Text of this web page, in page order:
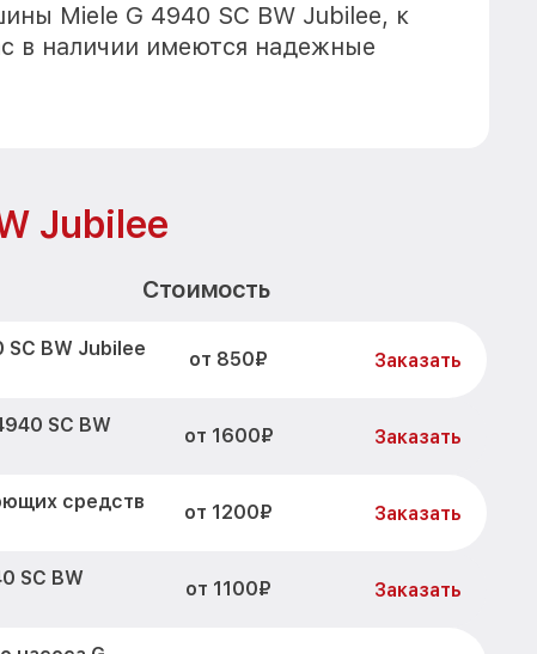
Miele G 4940 SC BW Jubilee, к
в наличии имеются надежные
Jubilee
Стоимость
SC BW Jubilee
от 850₽ Заказать
SC BW
от 1600₽ Заказать
средств
от 1200₽ Заказать
SC BW
от 1100₽ Заказать